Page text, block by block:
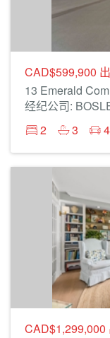
CAD$599,900
13 Emerald
经纪公司:
2
3
CAD$1,299,000